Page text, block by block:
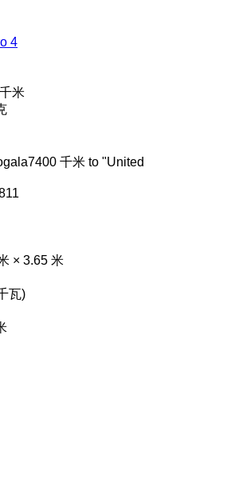
4
米
7400 千米 to "United
× 3.65 米
瓦)